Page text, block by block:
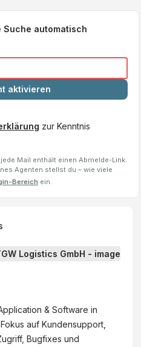
automatisch
aktivieren
zur Kenntnis
Mail enthält einen Abmelde-Link.
Agenten stellst du – wie viele
Bereich ein.
& Software in
auf Kundensupport,
Bugfixes und